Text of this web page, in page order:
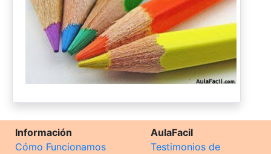
Información
Cómo Funcionamos
AulaFacil
Testimonios de